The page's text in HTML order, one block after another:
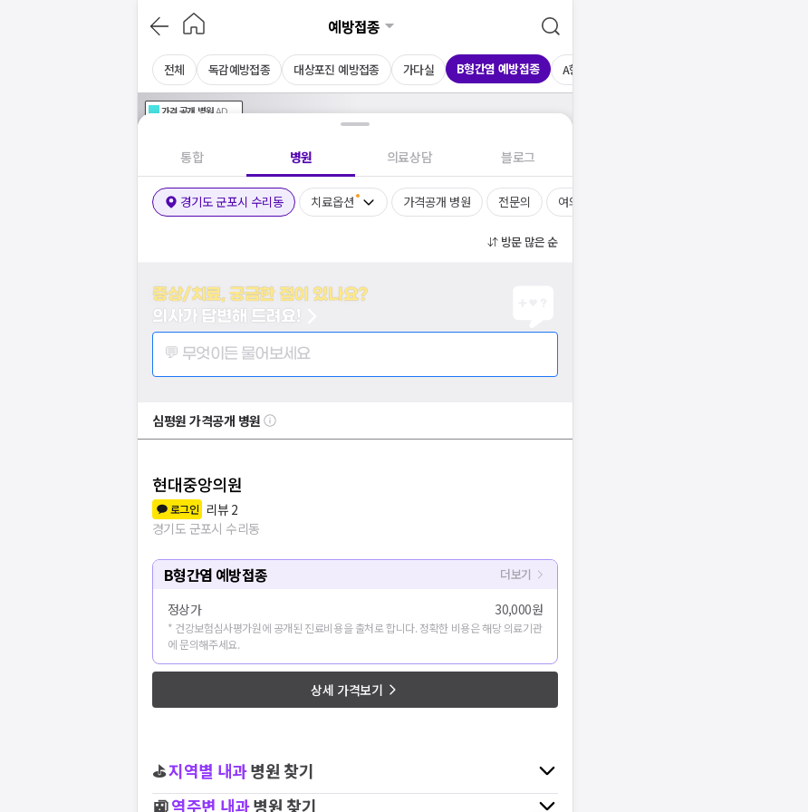
예방접종
전체 독감예방접종 대상포진 예방접종 가다실 B형간염 예방접종 A형간염 예방접종
가격공개 병원AD
통합 병원 의료상담 블로그
경기도 군포시 수리동 치료옵션 가격공개 병원 전문의 여의사
방문 많은 순
증상/치료, 궁금한 점이 있나요?
의사가 답변해 드려요!
💬 무엇이든 물어보세요
심평원 가격공개 병원
현대중앙의원
로그인 리뷰 2
경기도 군포시 수리동
B형간염 예방접종 더보기
정상가 30,000원
* 건강보험심사평가원에 공개된 진료비용을 출처로 합니다. 정확한 비용은 해당 의료기관
에 문의해주세요.
상세 가격보기
⛳지역별 내과병원 찾기
🚉역주변 내과병원 찾기